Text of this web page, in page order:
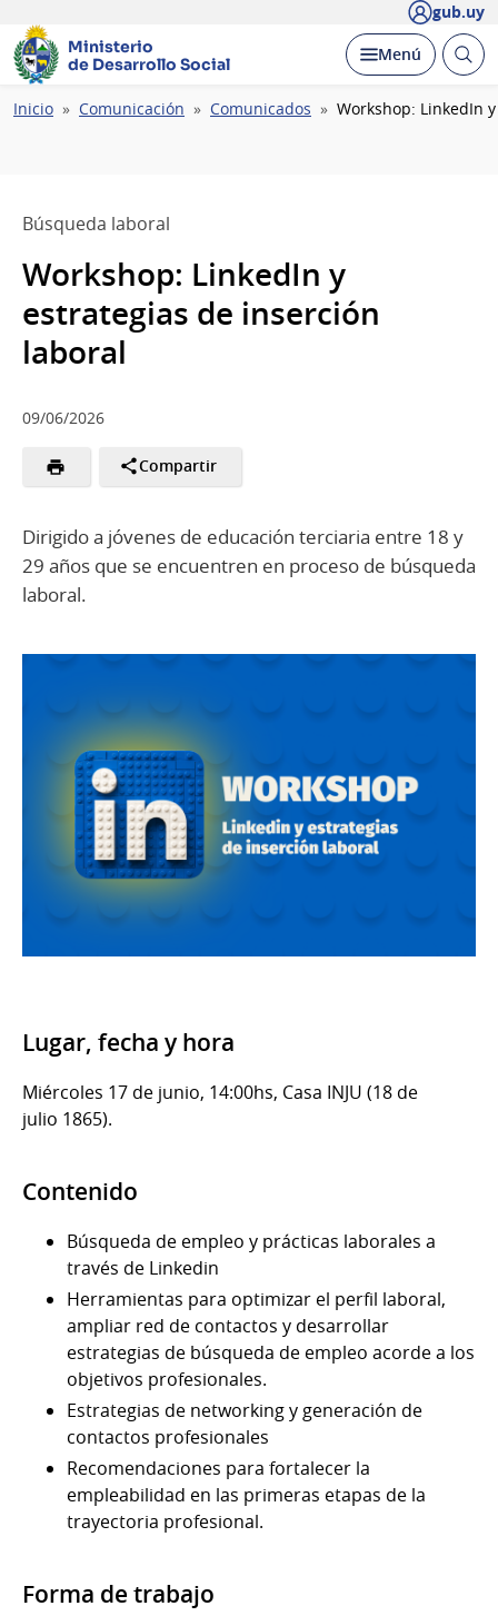
gub.uy
Ministerio
de Desarrollo Social
Desplegar
Menú Abrir
Ruta
Inicio Comunicación Comunicados Workshop: LinkedIn
Búsqueda laboral
Workshop: LinkedIn y
estrategias de inserción
laboral
09/06/2026
Compartir
Dirigido a jóvenes de educación terciaria entre 18 y
29 años que se encuentren en proceso de búsqueda
laboral.
Lugar, fecha y hora
Miércoles 17 de junio, 14:00hs, Casa INJU (18 de
julio 1865).
Contenido
Búsqueda de empleo y prácticas laborales a
través de Linkedin
Herramientas para optimizar el perfil laboral,
ampliar red de contactos y desarrollar
estrategias de búsqueda de empleo acorde a los
objetivos profesionales.
Estrategias de networking y generación de
contactos profesionales
Recomendaciones para fortalecer la
empleabilidad en las primeras etapas de la
trayectoria profesional.
Forma de trabajo